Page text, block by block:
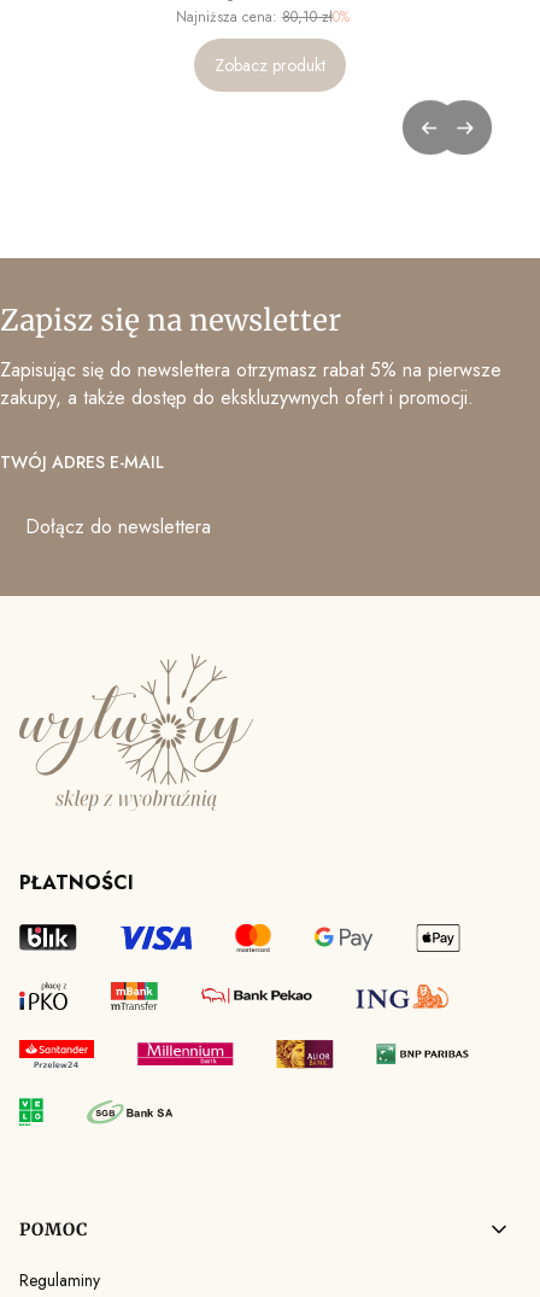
Najniższa cena: 80,10 zł0%
Zobacz produkt
Zapisz się na newsletter
Zapisując się do newslettera otrzymasz rabat 5% na pierwsze
zakupy, a także dostęp do ekskluzywnych ofert i promocji.
TWÓJ ADRES E-MAIL
Dołącz do newslettera
PŁATNOŚCI
Linki w stopce
POMOC
Regulaminy